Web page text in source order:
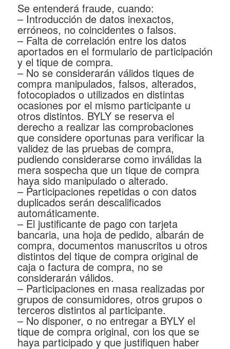
Se entenderá fraude, cuando:
– Introducción de datos inexactos,
erróneos, no coincidentes o falsos.
– Falta de correlación entre los datos
aportados en el formulario de participación
y el tique de compra.
– No se considerarán válidos tiques de
compra manipulados, falsos, alterados,
fotocopiados o utilizados en distintas
ocasiones por el mismo participante u
otros distintos. BYLY se reserva el
derecho a realizar las comprobaciones
que considere oportunas para verificar la
validez de las pruebas de compra,
pudiendo considerarse como inválidas la
mera sospecha que un tique de compra
haya sido manipulado o alterado.
– Participaciones repetidas o con datos
duplicados serán descalificados
automáticamente.
– El justificante de pago con tarjeta
bancaria, una hoja de pedido, albarán de
compra, documentos manuscritos u otros
distintos del tique de compra original de
caja o factura de compra, no se
considerarán válidos.
– Participaciones en masa realizadas por
grupos de consumidores, otros grupos o
terceros distintos al participante.
– No disponer, o no entregar a BYLY el
tique de compra original, con los que se
haya participado y que justifiquen haber